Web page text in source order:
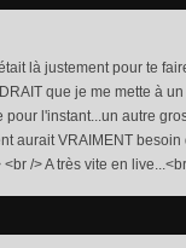
là justement pour te
que je me mette à
pour l'instant...un autre
aurait VRAIMENT
/> A très vite en